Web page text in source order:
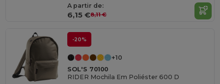
A partir de:
6,15 €8,11 €
-20%
+10
SOL'S 70100
RIDER Mochila Em Poliéster 600 D